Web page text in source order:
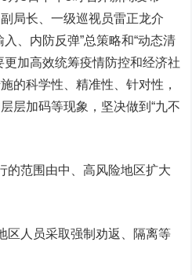
局长、一级巡视员雷正龙介
、内防反弹”总策略和“动态清
更加高效统筹疫情防控和经济社
的科学性、精准性、针对性，
层加码等现象，坚决做到“九不
范围由中、高风险地区扩大
人员采取强制劝返、隔离等